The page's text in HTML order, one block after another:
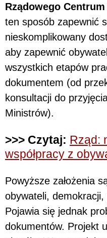
Rządowego
ten sposób zapewnić
nieskomplikowany
aby zapewnić
wszystkich etapów
dokumentem (od
konsultacji do
Ministrów).
>>> Czytaj: Rząd:
współpracy z
Powyższe założenia
obywateli,
Pojawia się jednak
dokumentów. Projekt